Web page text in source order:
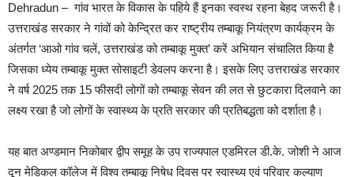
Dehradun – गांव भारत के विकास के पहिये हैं इनका स्वस्थ रहना बेहद जरूरी है।
उत्तराखंड सरकार ने गांवों को केन्द्रित कर राष्ट्रीय तम्बाकू नियंत्रण कार्यक्रम के
अंतर्गत ‘आओ गांव चलें, उत्तराखंड को तम्बाकू मुक्त’ करें अभियान संचालित किया है
जिसका ध्येय तम्बाकू मुक्त सोसाइटी डेवलप करना है। इसके लिए उत्तराखंड सरकार
ने वर्ष 2025 तक 15 फीसदी लोगों को तम्बाकू सेवन की लत से छुटकारा दिलवाने का
लक्ष्य रखा है जो लोगों के स्वास्थ्य के प्रति सरकार की प्रतिबद्धता को दर्शाता है।
यह बात अण्डमान निकोबार द्वीप समूह के उप राज्यपाल एडमिरल डी.के. जोशी ने आज
दून मेडिकल कॉलेज में विश्व तम्बाकू निषेध दिवस पर स्वास्थ्य एवं परिवार कल्याण